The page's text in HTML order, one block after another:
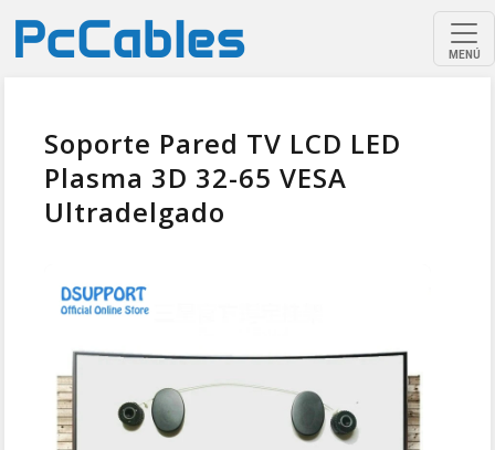
MENÚ
Soporte Pared TV LCD LED
Plasma 3D 32-65 VESA
Ultradelgado